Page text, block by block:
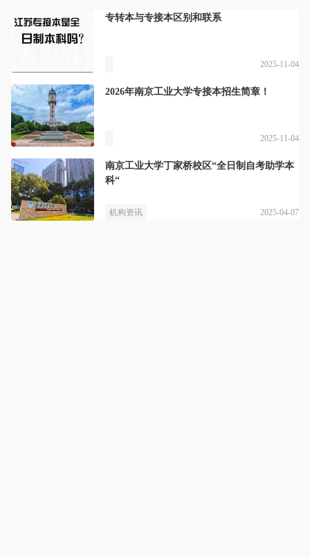
专转本与专接本区别和联系
2025-11-04
2026年南京工业大学专接本招生简章！
2025-11-04
南京工业大学丁家桥校区“全日制自考助学本
科“
机构资讯 2025-04-07